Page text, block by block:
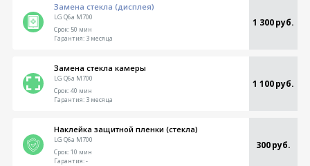
Замена стекла (дисплея)
LG Q6a M700 1 300 руб.
Срок:50 мин
Гарантия:3 месяца
Замена стекла камеры
LG Q6a M700 1 100 руб.
Срок:40 мин
Гарантия:3 месяца
Наклейка защитной пленки (стекла)
LG Q6a M700 300 руб.
Срок:10 мин
Гарантия:-